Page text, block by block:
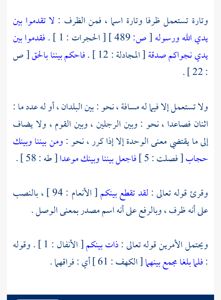
وتارة تستعمل ظرفا وتارة اسما ، فمن الظرف : لا تقدموا بين
يدي الله ورسوله[ص: [ الحجرات : 1 ] .
فقدموا بين
يدي نجواكم صدقة[ المجادلة : 12 ] . فاحكم بيننا بالحق[ ص
: 22 ] .
ولا تستعمل إلا فيما له مسافة ، نحو : بين البلدان ، أو له عدد ما :
اثنان فصاعدا ، نحو : وبين الرجلين ، وبين القوم ، ولا يضاف
إلى ما يقتضي معنى الوحدة إلا إذا كرر ، نحو :ومن بيننا وبينك
حجاب[ فصلت : 5 ] فاجعل بيننا وبينك موعدا[ طه : 58 ] .
وقرئ قوله تعالى :لقد تقطع بينكم
[ الأنعام : 94 ] ، بالنصب
على أنه ظرف ، وبالرفع على أنه اسم مصدر بمعنى الوصل .
ويحتمل الأمرين قوله تعالى :ذات بينكم
[ الأنفال : 1 ] . وقوله
:فلما بلغا مجمع بينهما[ الكهف : 61 ] أي : فراقهما .